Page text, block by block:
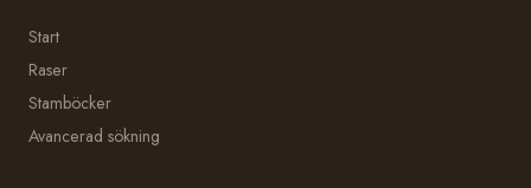
Start
Raser
Stamböcker
Avancerad sökning